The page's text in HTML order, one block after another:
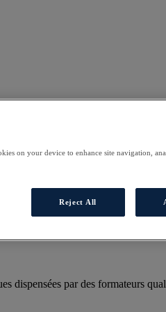
dispensées par des formateurs
on your device to enhance site navigation,
Reject All